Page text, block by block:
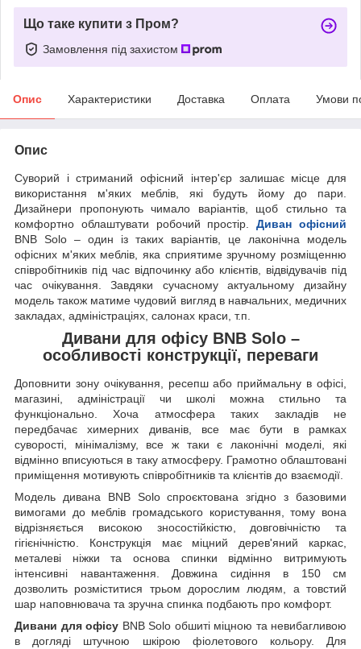
Що таке купити з Пром?
Замовлення під захистом
Опис Характеристики Доставка Оплата Умови
Опис
Суворий і стриманий офісний інтер'єр залишає місце для
використання м'яких меблів, які будуть йому до пари.
Дизайнери пропонують чимало варіантів, щоб стильно та
комфортно облаштувати робочий простір.Диван офісний
BNB Solo – один із таких варіантів, це лаконічна модель
офісних м'яких меблів, яка сприятиме зручному розміщенню
співробітників під час відпочинку або клієнтів, відвідувачів під
час очікування. Завдяки сучасному актуальному дизайну
модель також матиме чудовий вигляд в навчальних, медичних
закладах, адміністраціях, салонах краси, т.п.
Дивани для офісу BNB Solo –
особливості конструкції, переваги
Доповнити зону очікування, ресепш або приймальну в офісі,
магазині, адміністрації чи школі можна стильно та
функціонально. Хоча атмосфера таких закладів не
передбачає химерних диванів, все має бути в рамках
суворості, мінімалізму, все ж таки є лаконічні моделі, які
відмінно вписуються в таку атмосферу. Грамотно облаштовані
приміщення мотивують співробітників та клієнтів до взаємодії.
Модель дивана BNB Solo спроєктована згідно з базовими
вимогами до меблів громадського користування, тому вона
відрізняється високою зносостійкістю, довговічністю та
гігієнічністю. Конструкція має міцний дерев'яний каркас,
металеві ніжки та основа спинки відмінно витримують
інтенсивні навантаження. Довжина сидіння в 150 см
дозволить розміститися трьом дорослим людям, а товстий
шар наповнювача та зручна спинка подбають про комфорт.
Дивани для офісу BNB Solo обшиті міцною та невибагливою
в догляді штучною шкірою фіолетового кольору. Для